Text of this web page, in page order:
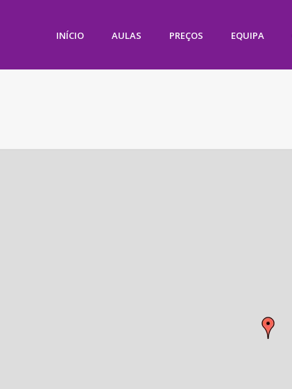
INÍCIO AULAS PREÇOS EQUIPA